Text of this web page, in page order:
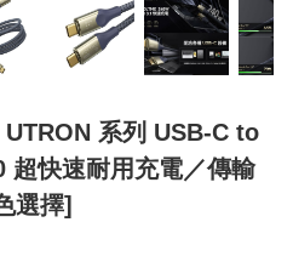
系列 USB-C to
超快速耐用充電／傳輸
選擇]